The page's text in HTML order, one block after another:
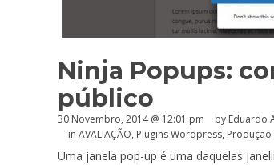
Ninja Popups:
público
30 Novembro, 2014 @ 12:01 pm by Eduardo
in AVALIAÇÃO, Plugins Wordpress,
Uma janela pop-up é uma daquelas